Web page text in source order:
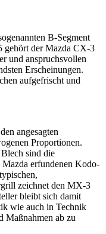
B-Segment
gehört der Mazda CX-3
und anspruchsvollen
Erscheinungen.
aufgefrischt und
angesagten
Proportionen.
sind die
erfundenen Kodo-
zeichnet den MX-3
bleibt sich damit
wie auch in Technik
Maßnahmen ab zu